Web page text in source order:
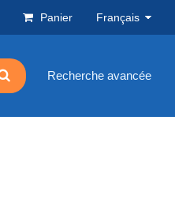
Panier Français
Recherche avancée